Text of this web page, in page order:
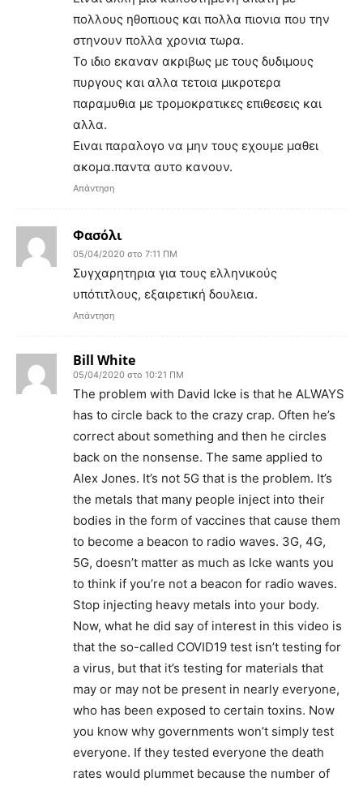
πολλους ηθοπιους και πολλα πιονια που την
στηνουν πολλα χρονια τωρα.
Το ιδιο εκαναν ακριβως με τους δυδιμους
πυργους και αλλα τετοια μικροτερα
παραμυθια με τρομοκρατικες επιθεσεις και
αλλα.
Ειναι παραλογο να μην τους εχουμε μαθει
ακομα.παντα αυτο κανουν.
Απάντηση
Φασόλι
05/04/2020 στο 7:11 ΠΜ
Συγχαρητηρια για τους ελληνικούς
υπότιτλους, εξαιρετική δουλεια.
Απάντηση
Bill White
05/04/2020 στο 10:21 ΠΜ
The problem with David Icke is that he ALWAYS
has to circle back to the crazy crap. Often he’s
correct about something and then he circles
back on the nonsense. The same applied to
Alex Jones. It’s not 5G that is the problem. It’s
the metals that many people inject into their
bodies in the form of vaccines that cause them
to become a beacon to radio waves. 3G, 4G,
5G, doesn’t matter as much as Icke wants you
to think if you’re not a beacon for radio waves.
Stop injecting heavy metals into your body.
Now, what he did say of interest in this video is
that the so-called COVID19 test isn’t testing for
a virus, but that it’s testing for materials that
may or may not be present in nearly everyone,
who has been exposed to certain toxins. Now
you know why governments won’t simply test
everyone. If they tested everyone the death
rates would plummet because the number of